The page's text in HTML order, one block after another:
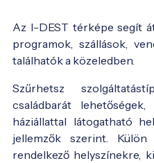
Az I-DEST térképe segít
programok, szállások,
találhatók a közeledben.
Szűrhetsz
családbarát lehetőségek,
háziállattal látogatható
jellemzők szerint. Külön
rendelkező helyszínekre,